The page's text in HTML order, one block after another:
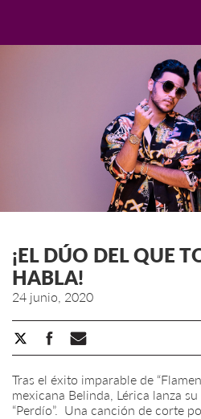
¡EL DÚO DEL QUE
HABLA!
24 junio, 2020
Tras el éxito imparable de
mexicana Belinda, Lérica lanza
“Perdío”. Una canción de corte